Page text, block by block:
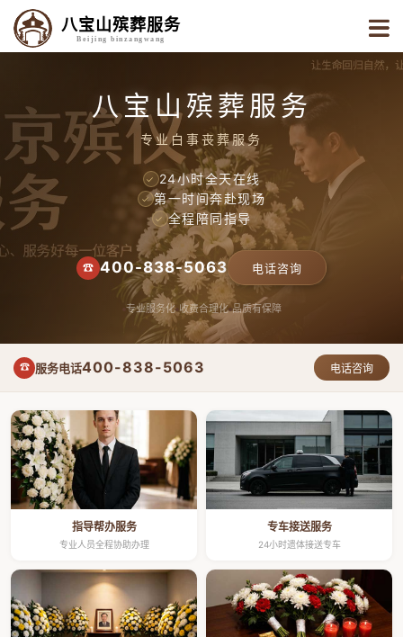
八宝山殡葬服务
Beijing binzangwang
八宝山殡葬服务
专业白事丧葬服务
✓ 24小时全天在线
✓ 第一时间奔赴现场
✓ 全程陪同指导
☎ 400-838-5063 电话咨询
专业服务化 收费合理化 品质有保障
☎ 服务电话400-838-5063 电话咨询
指导帮办服务
专业人员全程协助办理
专车接送服务
24小时遗体接送专车